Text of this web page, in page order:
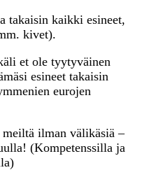
takaisin kaikki esineet,
kivet).
et ole tyytyväinen
esineet takaisin
eurojen
meiltä ilman välikäsiä –
(Kompetenssilla ja